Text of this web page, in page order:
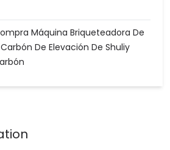
Máquina Briqueteadora De
De Elevación De Shuliy